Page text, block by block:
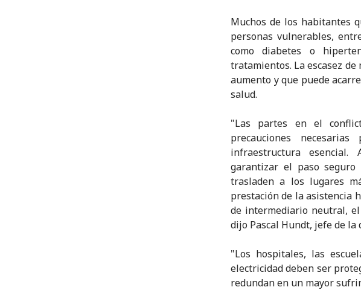
Muchos de los habitantes
personas vulnerables,
como diabetes o
tratamientos. La escasez
aumento y que puede
salud.
"Las partes en el
precauciones
infraestructura esencial.
garantizar el paso
trasladen a los lugares
prestación de la asistencia
de intermediario neutral,
dijo Pascal Hundt, jefe de la
"Los hospitales, las
electricidad deben ser
redundan en un mayor